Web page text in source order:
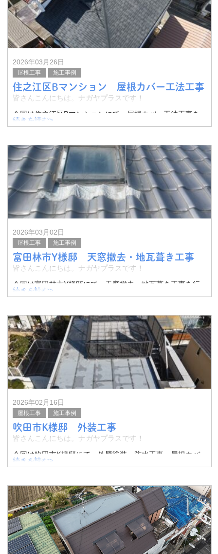
2026年03月26日
屋根工事 施工事例
住之江区Bマンション 屋根カバー工法工事
皆さんこんにちは。ナガヤプラスです！
今回は住之江区Bマンションにて、屋根カバー工法工事を
行いました。
こちらの工事は、マンションのオーナー様から「雨漏
続きを読む>
2026年03月02日
屋根工事 施工事例
富田林市Y様邸 天窓撤去・地瓦葺き工事
皆さんこんにちは。ナガヤプラスです！
今回は富田林市Y様邸にて、天窓撤去・地瓦葺き工事を行
いました。
瓦屋根の天窓です。
こち
続きを読む>
2026年02月16日
屋根工事 施工事例
吹田市K様邸 外装工事
皆さんこんにちは。ナガヤプラスです！
今回は吹田市K様邸にて、外壁塗装・防水工事・屋根カバ
ー工法を行いました。
空撮写真です。
とくに屋上部分
続きを読む>